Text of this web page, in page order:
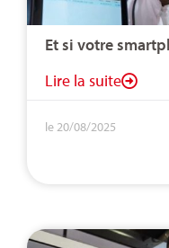
Et si votre
Lire la suite
le 20/08/2025